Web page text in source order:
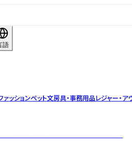
語
ァッションペット文房具・事務用品レジャー・ア